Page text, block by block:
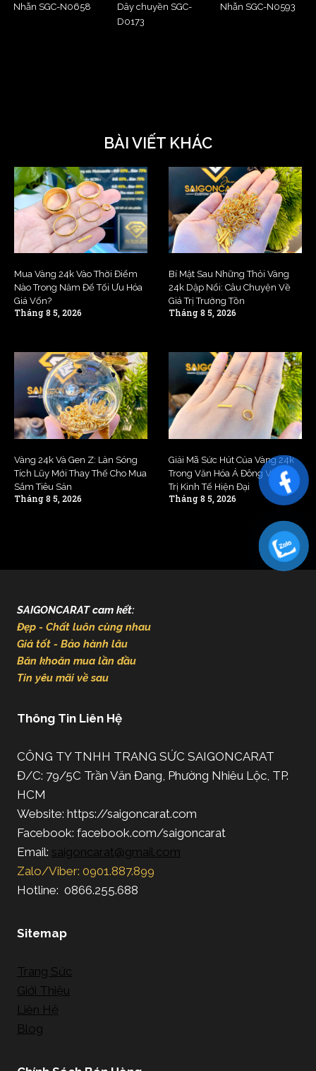
Nhẫn SGC-N0658
Dây chuyền SGC-
D0173
Nhẫn SGC-N0593
BÀI VIẾT KHÁC
Mua Vàng 24k Vào Thời Điểm
Nào Trong Năm Để Tối Ưu Hóa
Giá Vốn?
Tháng 8 5, 2026
Bí Mật Sau Những Thỏi Vàng
24k Dập Nổi: Câu Chuyện Về
Giá Trị Trường Tồn
Tháng 8 5, 2026
Vàng 24k Và Gen Z: Làn Sóng
Tích Lũy Mới Thay Thế Cho Mua
Sắm Tiêu Sản
Tháng 8 5, 2026
Giải Mã Sức Hút Của Vàng 24k
Trong Văn Hóa Á Đông Và Giá
Trị Kinh Tế Hiện Đại
Tháng 8 5, 2026
SAIGONCARAT cam kết:
Đẹp - Chất luôn cùng nhau
Giá tốt - Bảo hành lâu
Băn khoăn mua lần đầu
Tin yêu mãi về sau
Thông Tin Liên Hệ
CÔNG TY TNHH TRANG SỨC SAIGONCARAT
Đ/C: 79/5C Trần Văn Đang, Phường Nhiêu Lộc, TP.
HCM
Website: https://saigoncarat.com
Facebook: facebook.com/saigoncarat
Email: saigoncarat@gmail.com
Zalo/Viber: 0901.887.899
Hotline: 0866.255.688
Sitemap
Trang Sức
Giới Thiệu
Liên Hệ
Blog